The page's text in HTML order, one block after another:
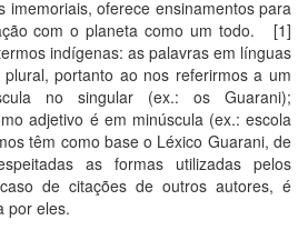
imemoriais, oferece ensinamentos para
com o planeta como um todo. [1]
indígenas: as palavras em línguas
portanto ao nos referirmos a um
no singular (ex.: os Guarani);
adjetivo é em minúscula (ex.: escola
têm como base o Léxico Guarani, de
as formas utilizadas pelos
de citações de outros autores, é
por eles.